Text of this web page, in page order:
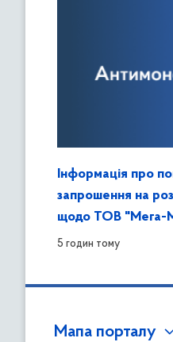
Інформація про
запрошення на
щодо ТОВ "Мега-
5 годин тому
Мапа порталу